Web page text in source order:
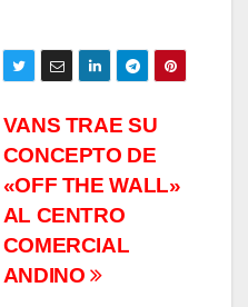
VANS TRAE SU
CONCEPTO DE
«OFF THE WALL»
AL CENTRO
COMERCIAL
ANDINO